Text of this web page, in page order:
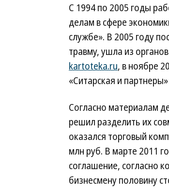
С 1994 по 2005 годы
делам в сфере
службе». В 2005 году
травму, ушла из
kartoteka.ru, в ноябре
«Ситарская и
Согласно материалам
решил разделить их
оказался торговый
млн руб. В марте 2011
соглашение, согласно
бизнесмену половину